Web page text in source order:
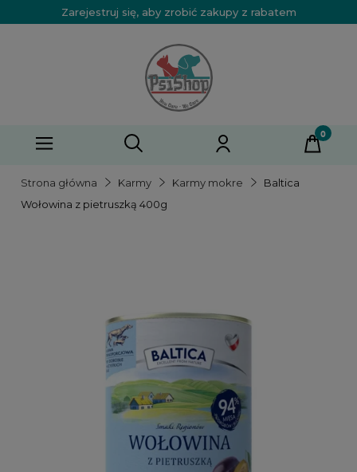
Zarejestruj się, aby zrobić zakupy z rabatem
Strona główna Karmy Karmy mokre
Baltica
Wołowina z pietruszką 400g